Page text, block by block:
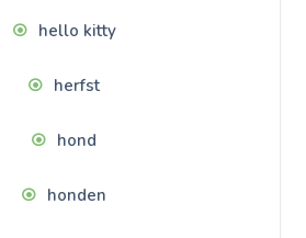
hello kitty
herfst
hond
honden